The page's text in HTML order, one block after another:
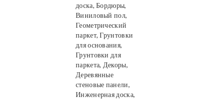
доска, Бордюры,
Виниловый пол,
Геометрический
паркет, Грунтовки
для основания,
Грунтовки для
паркета, Декоры,
Деревянные
стеновые панели,
Инженерная доска,